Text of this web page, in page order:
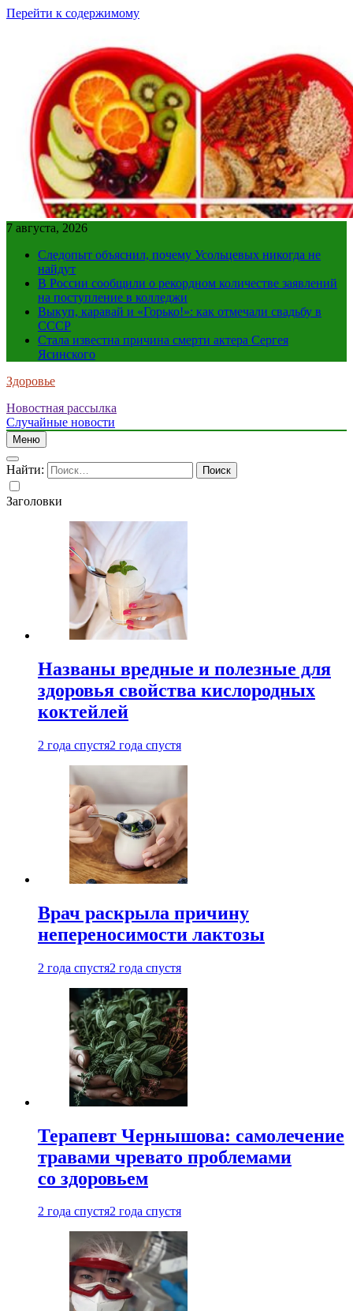
Перейти к содержимому
7 августа, 2026
Следопыт объяснил, почему Усольцевых никогда не
найдут
В России сообщили о рекордном количестве заявлений
на поступление в колледжи
Выкуп, каравай и «Горько!»: как отмечали свадьбу в
СССР
Стала известна причина смерти актера Сергея
Ясинского
Здоровье
Новостная рассылка
Случайные новости
Меню
Найти:
Заголовки
Названы вредные и полезные для
здоровья свойства кислородных
коктейлей
2 года спустя2 года спустя
Врач раскрыла причину
непереносимости лактозы
2 года спустя2 года спустя
Терапевт Чернышова: самолечение
травами чревато проблемами
со здоровьем
2 года спустя2 года спустя